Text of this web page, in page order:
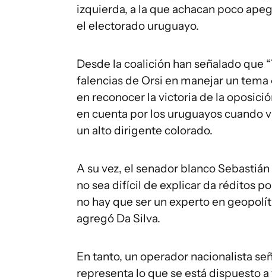
izquierda, a la que achacan poco
el electorado uruguayo.
Desde la coalición han señalado que
falencias de Orsi en manejar un tema
en reconocer la victoria de la
en cuenta por los uruguayos cuando
un alto dirigente colorado.
A su vez, el senador blanco
no sea difícil de explicar da réditos
no hay que ser un experto en
agregó Da Silva.
En tanto, un operador nacionalista
representa lo que se está dispuesto